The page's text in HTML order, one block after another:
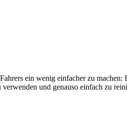
ein wenig einfacher zu
und genauso einfach zu